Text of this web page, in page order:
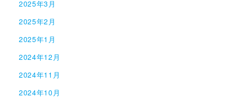
2025年3月
2025年2月
2025年1月
2024年12月
2024年11月
2024年10月